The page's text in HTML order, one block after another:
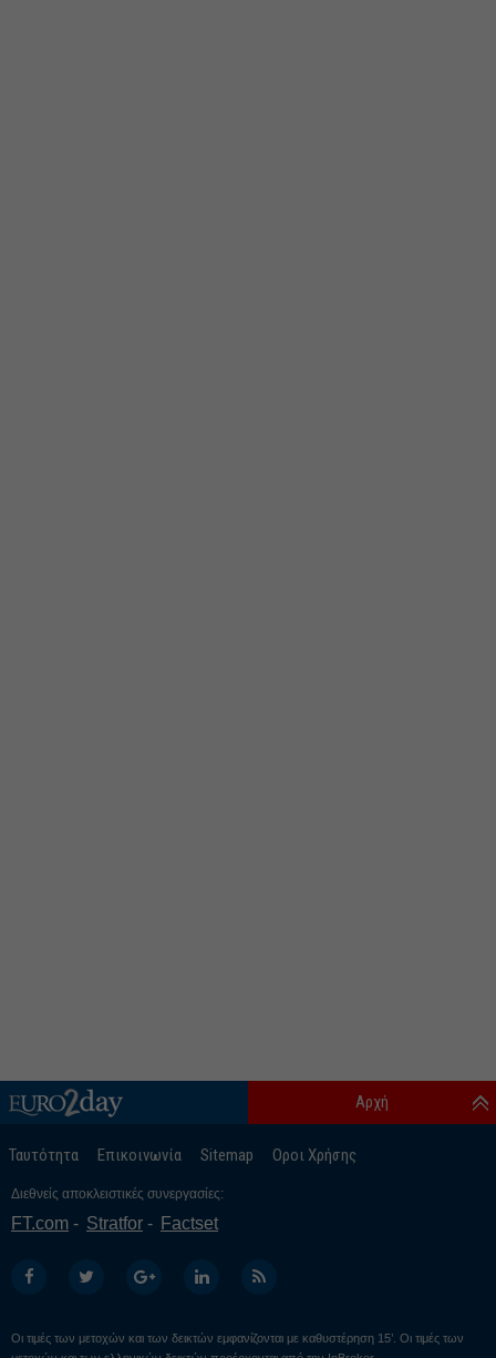
Ταυτότητα Επικοινωνία Sitemap Οροι Χρήσης
Αρχή
Διεθνείς αποκλειστικές συνεργασίες:
FT.com Stratfor Factset
Οι τιμές των μετοχών και των δεικτών εμφανίζονται με καθυστέρηση 15’. Οι τιμές των